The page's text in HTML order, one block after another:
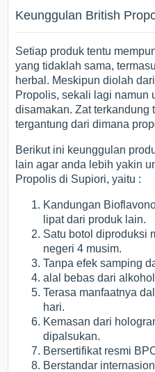
Keunggulan British
Setiap produk tentu
yang tidaklah sama,
herbal. Meskipun diolah
Propolis, sekali lagi namun
disamakan. Zat terkandung
tergantung dari dimana
Berikut ini keunggulan
lain agar anda lebih yakin
Propolis di Supiori, yaitu :
Kandungan
lipat dari produk lain.
Satu botol diproduksi
negeri 4 musim.
Tanpa efek samping
alal bebas dari
Terasa manfaatnya
hari.
Kemasan dari
dipalsukan.
Bersertifikat resmi
Berstandar